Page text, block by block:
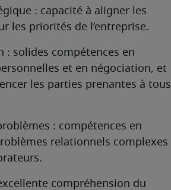
: capacité à aligner les
les priorités de l’entreprise.
: solides compétences en
et en négociation, et
les parties prenantes à tous
: compétences en
relationnels complexes
compréhension du